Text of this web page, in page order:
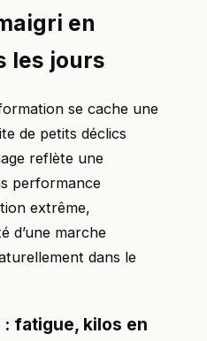
en
les jours
se cache une
de petits déclics
reflète une
performance
extrême,
d’une marche
dans le
fatigue, kilos en